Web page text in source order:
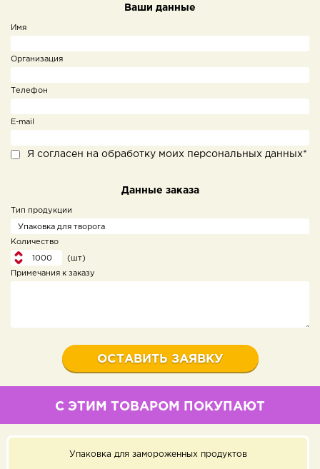
Ваши данные
Имя
Организация
Телефон
E-mail
Я согласен на обработку моих персональных данных*
Данные заказа
Тип продукции
Количество
(шт)
Примечания к заказу
С ЭТИМ ТОВАРОМ ПОКУПАЮТ
Упаковка для замороженных продуктов